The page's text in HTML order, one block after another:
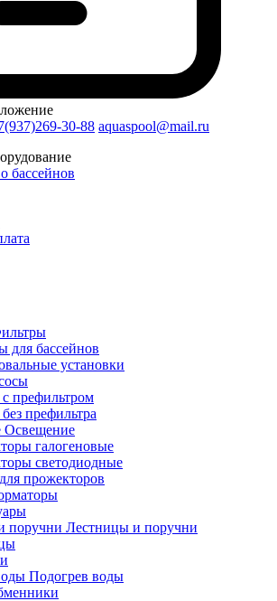
30-88 aquaspool@mail.ru
бассейнов
для бассейнов
установки
префильтром
префильтра
Освещение
галогеновые
светодиодные
прожекторов
Лестницы и поручни
Подогрев воды